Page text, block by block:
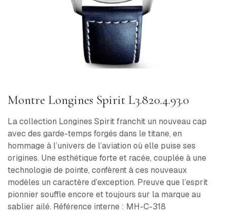
Montre Longines Spirit L3.820.4.93.0
La collection Longines Spirit franchit un nouveau cap
avec des garde-temps forgés dans le titane, en
hommage à l’univers de l’aviation où elle puise ses
origines. Une esthétique forte et racée, couplée à une
technologie de pointe, confèrent à ces nouveaux
modèles un caractère d’exception. Preuve que l’esprit
pionnier souffle encore et toujours sur la marque au
sablier ailé. Référence interne : MH-C-318